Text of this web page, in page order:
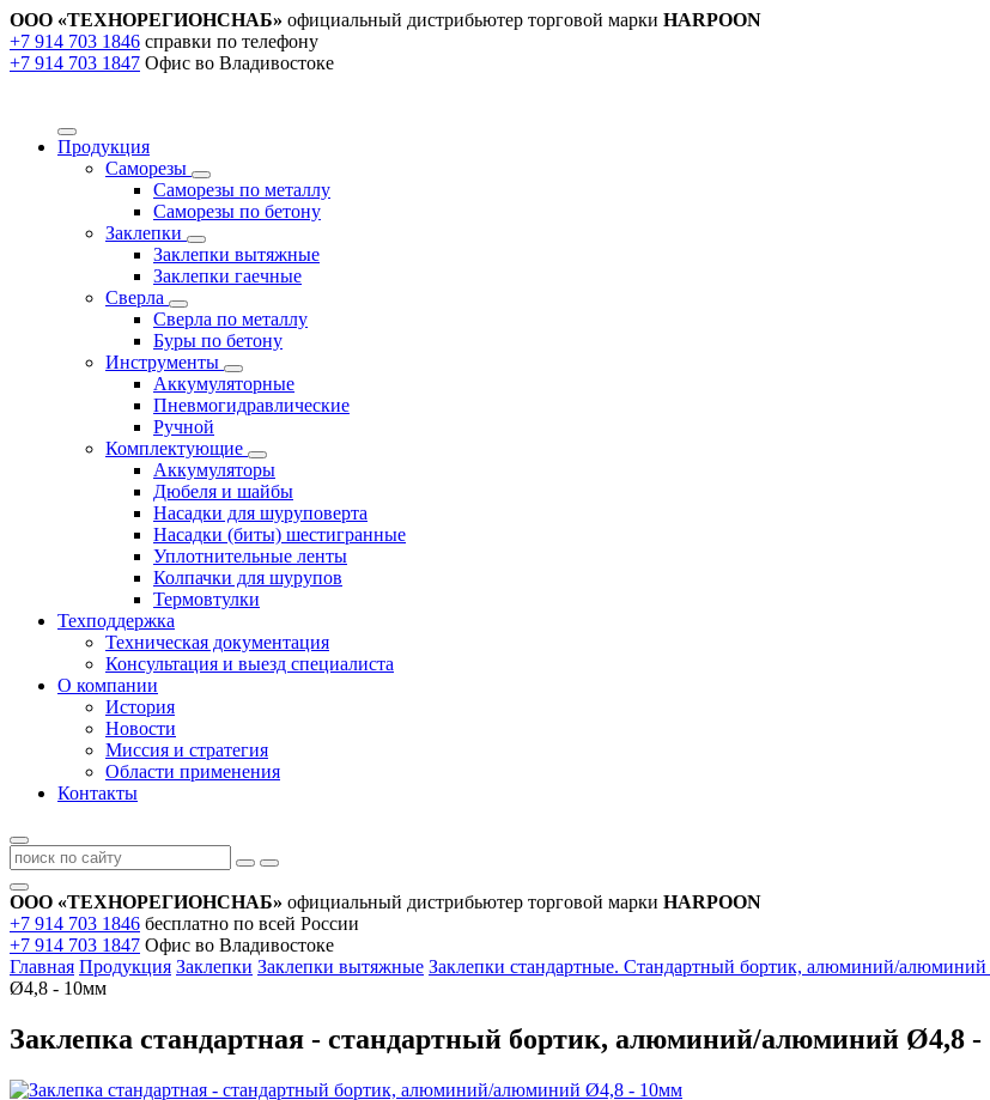
ООО «ТЕХНОРЕГИОНСНАБ» официальный дистрибьютер торговой марки HARPOON
+7 914 703 1846 справки по телефону
+7 914 703 1847 Офис во Владивостоке
Продукция
Саморезы
Саморезы по металлу
Саморезы по бетону
Заклепки
Заклепки вытяжные
Заклепки гаечные
Сверла
Сверла по металлу
Буры по бетону
Инструменты
Аккумуляторные
Пневмогидравлические
Ручной
Комплектующие
Аккумуляторы
Дюбеля и шайбы
Насадки для шуруповерта
Насадки (биты) шестигранные
Уплотнительные ленты
Колпачки для шурупов
Термовтулки
Техподдержка
Техническая документация
Консультация и выезд специалиста
О компании
История
Новости
Миссия и стратегия
Области применения
Контакты
ООО «ТЕХНОРЕГИОНСНАБ» официальный дистрибьютер торговой марки HARPOON
+7 914 703 1846 бесплатно по всей России
+7 914 703 1847 Офис во Владивостоке
Главная Продукция Заклепки Заклепки вытяжные Заклепки стандартные. Стандартный бортик, алюминий/
Ø4,8 - 10мм
Заклепка стандартная - стандартный бортик, алюминий/алюминий Ø4,8